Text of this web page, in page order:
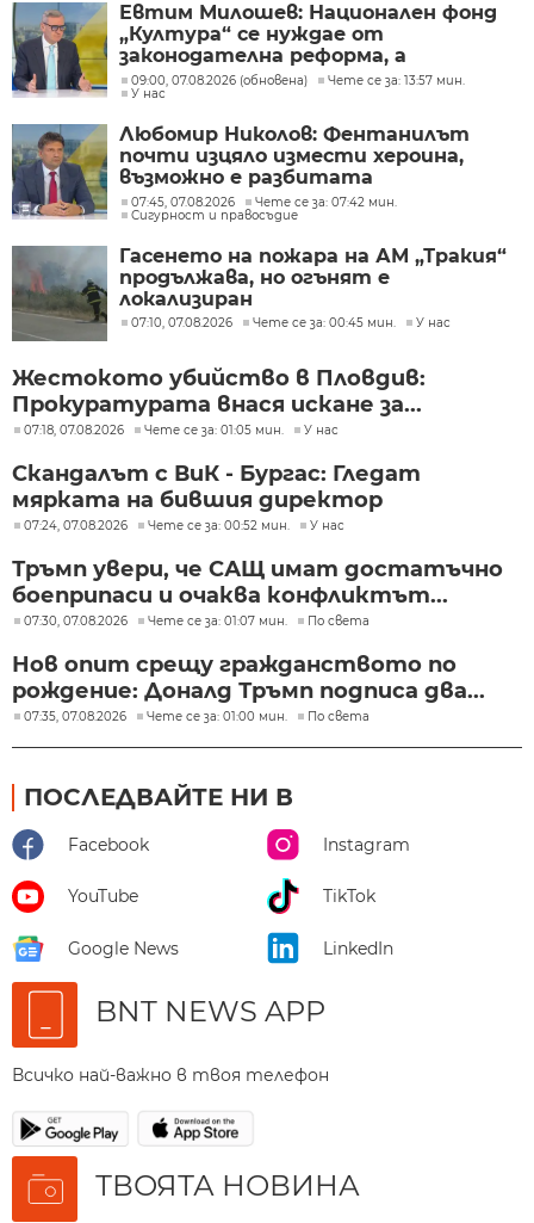
Евтим Милошев: Национален фонд
„Култура“ се нуждае от
законодателна реформа, а
процесите в министерството ще
бъдат максимално прозрачни
09:00, 07.08.2026 (обновена)
Чете се за: 13:57 мин.
У нас
Любомир Николов: Фентанилът
почти изцяло измести хероина,
възможно е разбитата
лаборатория да е единствената у
нас
07:45, 07.08.2026
Чете се за: 07:42 мин.
Сигурност и правосъдие
Гасенето на пожара на АМ „Тракия“
продължава, но огънят е
локализиран
07:10, 07.08.2026 Чете се за: 00:45 мин. У нас
Жестокото убийство в Пловдив:
Прокуратурата внася искане за...
07:18, 07.08.2026 Чете се за: 01:05 мин. У нас
Скандалът с ВиК - Бургас: Гледат
мярката на бившия директор
07:24, 07.08.2026 Чете се за: 00:52 мин. У нас
Тръмп увери, че САЩ имат достатъчно
боеприпаси и очаква конфликтът...
07:30, 07.08.2026 Чете се за: 01:07 мин. По света
Нов опит срещу гражданството по
рождение: Доналд Тръмп подписа два...
07:35, 07.08.2026 Чете се за: 01:00 мин. По света
ПОСЛЕДВАЙТЕ НИ В
Facebook Instagram
YouTube TikTok
Google News LinkedIn
BNT NEWS APP
Всичко най-важно в твоя телефон
ТВОЯТА НОВИНА